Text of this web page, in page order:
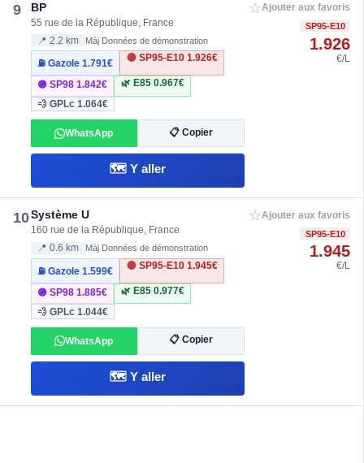
9 BP
55 rue de la République, France
📍 2.2 km Màj Données de démonstration
⛽ Gazole1.791€
🔴 SP95-E10 1.926€
🟣 SP981.842€ 🌿 E85 0.967€
💨 GPLc1.064€
WhatsApp 📋 Copier
🗺️ Y aller
☆Ajouter aux favoris
SP95-E10
1.926
€/L
10Système U
160 rue de la République, France
📍 0.6 km Màj Données de démonstration
⛽ Gazole1.599€
🔴 SP95-E10 1.945€
🟣 SP981.885€ 🌿 E85 0.977€
💨 GPLc1.044€
WhatsApp 📋 Copier
🗺️ Y aller
☆Ajouter aux favoris
SP95-E10
1.945
€/L